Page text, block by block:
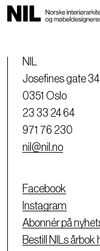
NIL
Josefines gate 34
0351 Oslo
23 33 24 64
971 76 230
nil@nil.no
Facebook
Instagram
Abonnér på
Bestill NILs årbok